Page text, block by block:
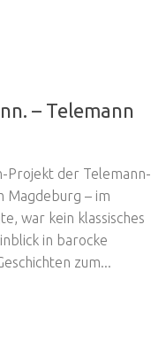
– Telemann
Projekt der Telemann-
Magdeburg – im
war kein klassisches
in barocke
zum...